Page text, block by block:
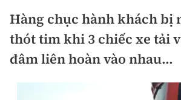
Thời sự
Xã hội
Xây dựng
Chỉ đạo điều hành
Hàng chục hành khách bị
thót tim khi 3 chiếc xe tải
đâm liên hoàn vào nhau...